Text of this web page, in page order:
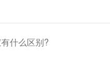
什么区别?